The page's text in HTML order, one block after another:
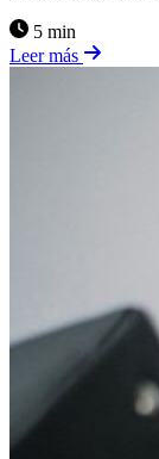
5 min
Leer más